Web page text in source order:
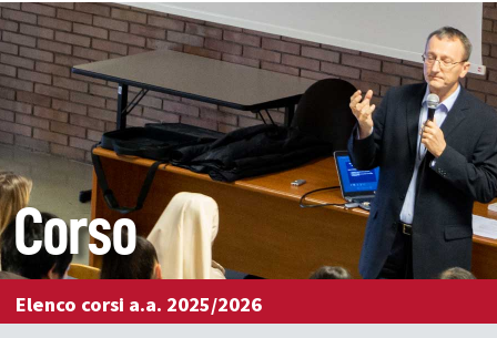
Corso
Elenco corsi a.a. 2025/2026